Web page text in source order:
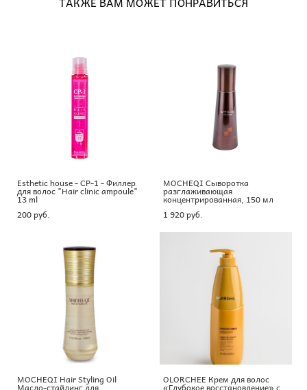
Esthetic house - CP-1 - Филлер
для волос "Hair clinic ampoule"
13 ml
200 pуб.
MOCHEQI Сыворотка
разглаживающая
концентрированная, 150 мл
1 920 pуб.
MOCHEQI Hair Styling Oil
Масло-стайлинг для
OLORCHEE Крем для волос
«Глубокое восстановление» с